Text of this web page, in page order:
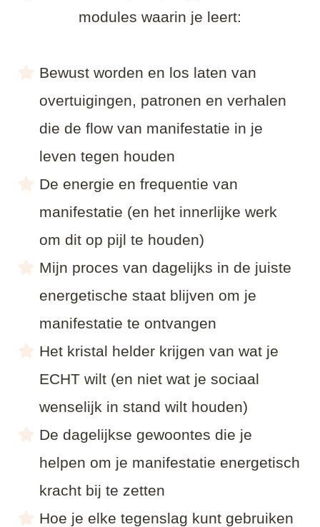
modules waarin je leert:
Bewust worden en los laten van
overtuigingen, patronen en verhalen
die de flow van manifestatie in je
leven tegen houden
De energie en frequentie van
manifestatie (en het innerlijke werk
om dit op pijl te houden)
Mijn proces van dagelijks in de juiste
energetische staat blijven om je
manifestatie te ontvangen
Het kristal helder krijgen van wat je
ECHT wilt (en niet wat je sociaal
wenselijk in stand wilt houden)
De dagelijkse gewoontes die je
helpen om je manifestatie energetisch
kracht bij te zetten
Hoe je elke tegenslag kunt gebruiken